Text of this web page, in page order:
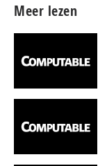
Meer lezen